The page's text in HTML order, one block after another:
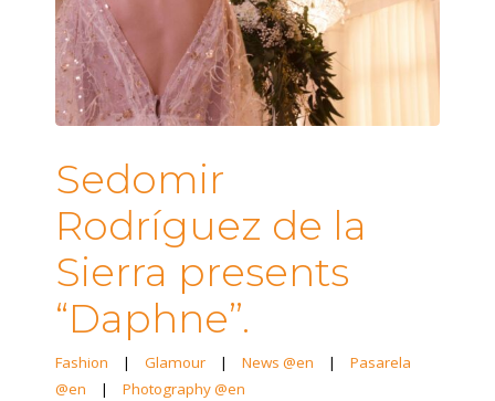
Sedomir
Rodríguez de la
Sierra presents
“Daphne”.
Fashion | Glamour | News @en |
Pasarela
@en
| Photography @en